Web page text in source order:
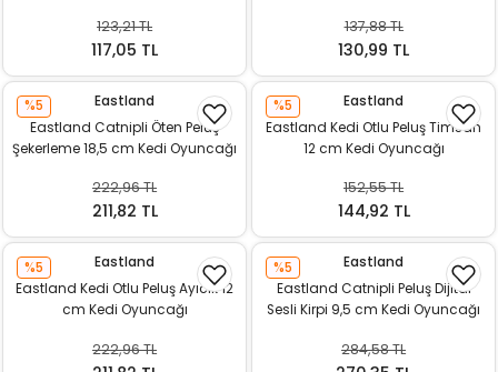
123,21 TL
117,05 TL
137,88 TL
130,99 TL
%5
Eastland
Eastland Catnipli Öten Peluş
Şekerleme 18,5 cm Kedi Oyuncağı
222,96 TL
211,82 TL
%5
Eastland
Eastland Kedi Otlu Peluş Timsah
12 cm Kedi Oyuncağı
152,55 TL
144,92 TL
%5
Eastland
Eastland Kedi Otlu Peluş Ayıcık 12
cm Kedi Oyuncağı
222,96 TL
%5
Eastland
Eastland Catnipli Peluş Dijital
Sesli Kirpi 9,5 cm Kedi Oyuncağı
284,58 TL